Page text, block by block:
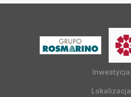
Inwestycja
Lokalizacja